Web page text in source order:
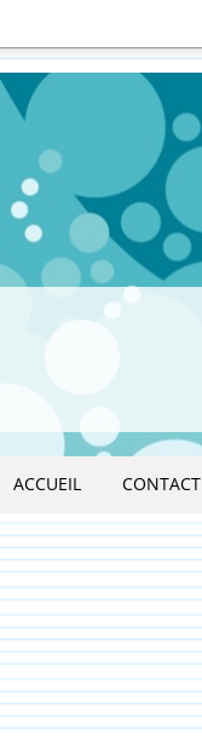
ACCUEIL CONTACT